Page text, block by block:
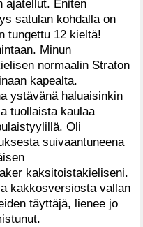
ajatellut. Eniten
satulan kohdalla on
tungettu 12 kieltä!
Minun
normaalin Straton
kapealta.
ystävänä haluaisinkin
tuollaista kaulaa
Oli
suivaantuneena
kaksitoistakieliseni.
kakkosversiosta vallan
täyttäjä, lienee jo